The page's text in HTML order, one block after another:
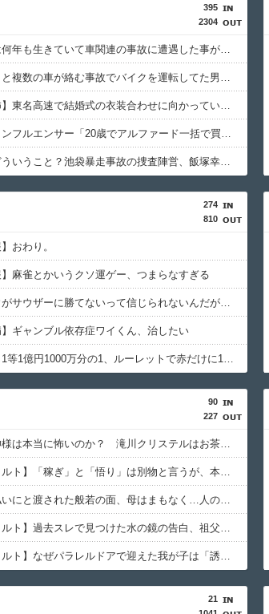
395
2304
「私は何年も生きていて車関連の事故に遭遇した事がありません、これが保険に入る必要がない答えです。任意保険入れ は押し付け」←大炎上でボコボコにｗｗｗｗｗｗｗｗｗｗｗ
バイクと複数の車が絡む事故でバイクを運転してた男性が死亡、轢き逃げの可能性も←事故現場の画像で一気に流れが変わる
【恐怖】東名高速で結婚式の衣装合わせに向かっていた夫婦の車に何度も何度も追突した60歳の男がヤバすぎる…こんなのに遭遇したらどうすればいいの？
女性インフルエンサー「20歳でアルファード一括で買えちゃう私って素敵」→画像にアレが写ってしまうｗｗｗｗｗｗｗｗ
これどういうこと？池袋暴走事故の捜査陣営、飯塚幸三受刑者を逮捕しなくていい理由を考えるために1000ページもの法解釈書を読んでた模様…自民議員からも圧力
274
810
】おわり。
】麻雀とかいうクソ運ゲー、つまらなすぎる
がサウザーに勝てないって信じられないんだが…
】ギャンブル依存症ワイくん、治したい
宝くじ1等1億円1000万分の1、ルーレットで赤だけに1万円賭けて13連勝（8192万円）する確率2888分の1ｗ
90
227
祟る神様は本当に怖いのか？ 滝川クリステルはお茶とお菓子でなだめられる 滝川氏シリーズ傑作5選
【オカルト】「稼ぎ」と「悟り」は別物と言うが、本当にそうなのか？お金じゃ埋まらない欲の正体。
邪気払いにと渡された般若の面、母はまもなく…人の恨み傑作7選
【オカルト】過去スレで見つけた水の鏡の告白、祖父は閻魔様で父はまさかの…
【オカルト】なぜパラレルドアで迎えた我が子は「誘拐」にならないのか？
21